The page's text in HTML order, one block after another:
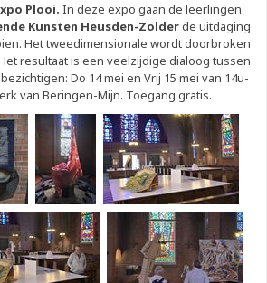
Plooi. In deze expo gaan de leerlingen
Kunsten Heusden-Zolderde uitdaging
Het tweedimensionale wordt doorbroken
resultaat is een veelzijdige dialoog tussen
Do 14 mei en Vrij 15 mei van 14u-
van Beringen-Mijn. Toegang gratis.